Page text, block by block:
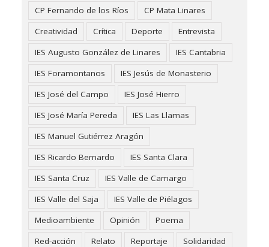
CP Fernando de los Ríos
CP Mata Linares
Creatividad
Crítica Deporte
Entrevista
IES Augusto González de Linares
IES Cantabria
IES Foramontanos
IES Jesús de Monasterio
IES José del Campo
IES José Hierro
IES José María Pereda
IES Las Llamas
IES Manuel Gutiérrez Aragón
IES Ricardo Bernardo
IES Santa Clara
IES Santa Cruz
IES Valle de Camargo
IES Valle del Saja
IES Valle de Piélagos
Medioambiente
Opinión
Poema
Red-acción
Relato Reportaje
Solidaridad